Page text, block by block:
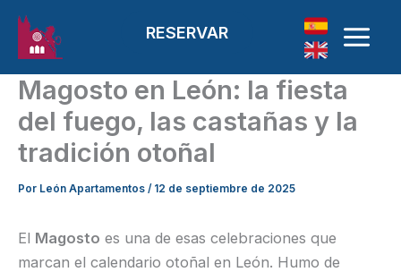
Ir al contenido
RESERVAR
Magosto en León: la fiesta
del fuego, las castañas y la
tradición otoñal
Por León Apartamentos / 12 de septiembre de 2025
El Magosto es una de esas celebraciones que
marcan el calendario otoñal en León. Humo de